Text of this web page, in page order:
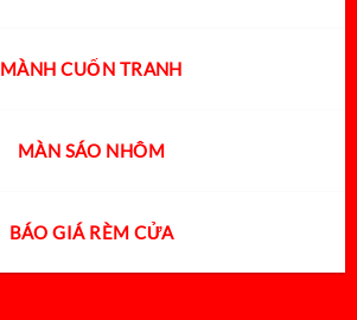
MÀNH CUỐN TRANH
MÀN SÁO NHÔM
BÁO GIÁ RÈM CỬA